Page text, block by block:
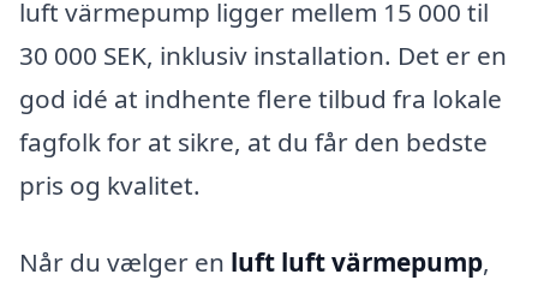
luft värmepump ligger mellem 15 000 til
30 000 SEK, inklusiv installation. Det er en
god idé at indhente flere tilbud fra lokale
fagfolk for at sikre, at du får den bedste
pris og kvalitet.
Når du vælger en luft luft värmepump,